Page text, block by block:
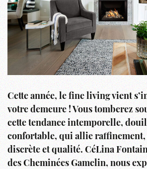
Cette année, le fine living vient
votre demeure ! Vous tomberez
cette tendance intemporelle,
confortable, qui allie raffinement,
discrète et qualité. CéLina
des Cheminées Gamelin, nous